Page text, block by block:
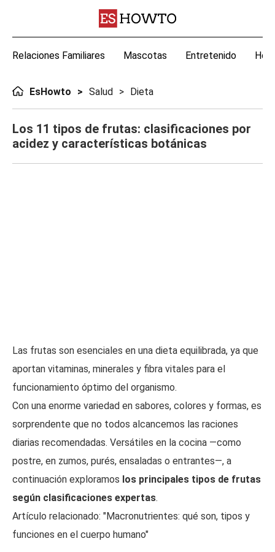
Relaciones Familiares Mascotas Entretenido
EsHowto Salud Dieta
Los 11 tipos de frutas: clasificaciones por
acidez y características botánicas
Las frutas son esenciales en una dieta equilibrada, ya que
aportan vitaminas, minerales y fibra vitales para el
funcionamiento óptimo del organismo.
Con una enorme variedad en sabores, colores y formas, es
sorprendente que no todos alcancemos las raciones
diarias recomendadas. Versátiles en la cocina —como
postre, en zumos, purés, ensaladas o entrantes—, a
continuación exploramos los principales tipos de frutas
según clasificaciones expertas.
Artículo relacionado: "Macronutrientes: qué son, tipos y
funciones en el cuerpo humano"